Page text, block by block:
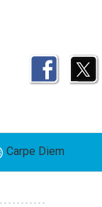
Carpe Diem